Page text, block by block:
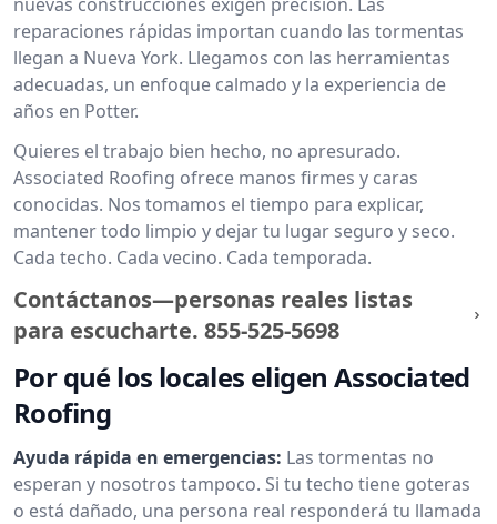
reparaciones rápidas importan cuando las tormentas
llegan a Nueva York. Llegamos con las herramientas
adecuadas, un enfoque calmado y la experiencia de
años en Potter.
Quieres el trabajo bien hecho, no apresurado.
Associated Roofing ofrece manos firmes y caras
conocidas. Nos tomamos el tiempo para explicar,
mantener todo limpio y dejar tu lugar seguro y seco.
Cada techo. Cada vecino. Cada temporada.
Contáctanos—personas reales listas
para escucharte. 855-525-5698
Por qué los locales eligen Associated
Roofing
Ayuda rápida en emergencias: Las tormentas no
esperan y nosotros tampoco. Si tu techo tiene goteras
o está dañado, una persona real responderá tu llamada